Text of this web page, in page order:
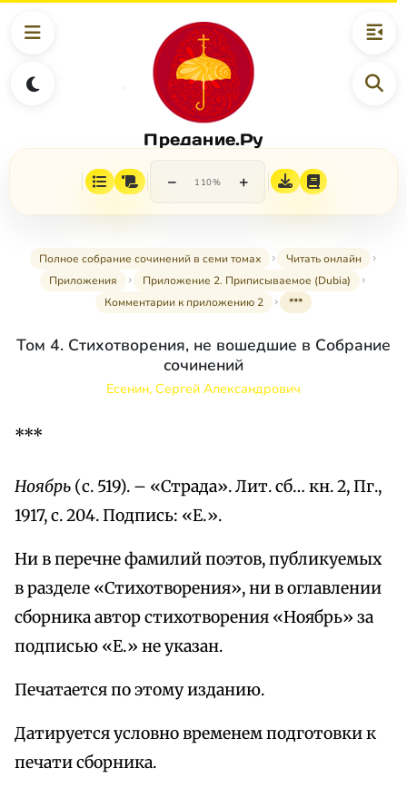
Предание.Ру
− 110% +
Полное собрание сочинений в семи томах
Читать онлайн
Приложения
Приложение 2. Приписываемое (Dubia)
Комментарии к приложению 2
***
Том 4. Стихотворения, не вошедшие в Собрание
сочинений
Есенин, Сергей Александрович
***
Ноябрь (с. 519). – «Страда». Лит. сб… кн. 2, Пг.,
1917, с. 204. Подпись: «Е.».
Ни в перечне фамилий поэтов, публикуемых
в разделе «Стихотворения», ни в оглавлении
сборника автор стихотворения «Ноябрь» за
подписью «Е.» не указан.
Печатается по этому изданию.
Датируется условно временем подготовки к
печати сборника.